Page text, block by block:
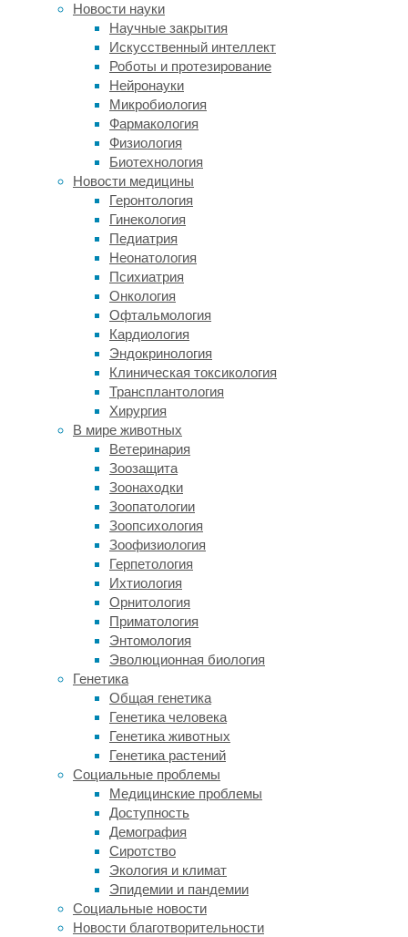
Новости науки
Научные закрытия
Искусственный интеллект
Роботы и протезирование
Нейронауки
Микробиология
Фармакология
Физиология
Биотехнология
Новости медицины
Геронтология
Гинекология
Педиатрия
Неонатология
Психиатрия
Онкология
Офтальмология
Кардиология
Эндокринология
Клиническая токсикология
Трансплантология
Хирургия
В мире животных
Ветеринария
Зоозащита
Зоонаходки
Зоопатологии
Зоопсихология
Зоофизиология
Герпетология
Ихтиология
Орнитология
Приматология
Энтомология
Эволюционная биология
Генетика
Общая генетика
Генетика человека
Генетика животных
Генетика растений
Социальные проблемы
Медицинские проблемы
Доступность
Демография
Сиротство
Экология и климат
Эпидемии и пандемии
Социальные новости
Новости благотворительности
специальном
веществе.
Иными
словами,
такие
устройства
позволяют
удовлетворить
никотиновую
зависимость
более
безопасным
способом,
не
подвергая
себя
действию
канцерогенов.
все
споры
про
е-
сигареты
обычно
посвящены
тому,
действительно
ли
они
помогают
забыть
про
обычные
сигареты.
(Если
верить
последним
исследованиям
на
эту
тему,
то
вроде
да,
действительно
помогают.)
Правда,